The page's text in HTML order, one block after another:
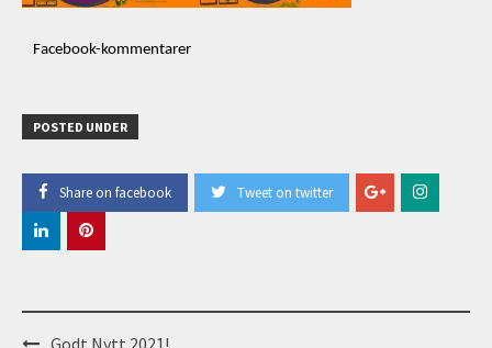
Facebook-kommentarer
POSTED UNDER
Share on facebook Tweet on twitter
Godt Nytt 2021!